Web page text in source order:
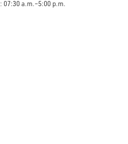
: 07:30 a.m.–5:00 p.m.